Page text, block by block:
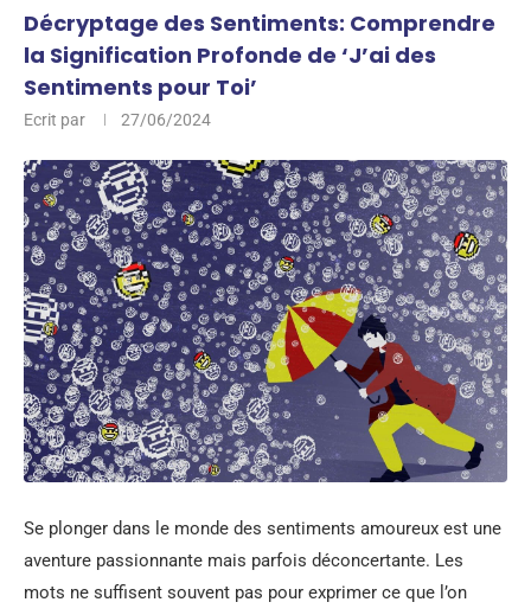
Décryptage des Sentiments: Comprendre
la Signification Profonde de ‘J’ai des
Sentiments pour Toi’
Ecrit par 27/06/2024
Se plonger dans le monde des sentiments amoureux est une
aventure passionnante mais parfois déconcertante. Les
mots ne suffisent souvent pas pour exprimer ce que l’on